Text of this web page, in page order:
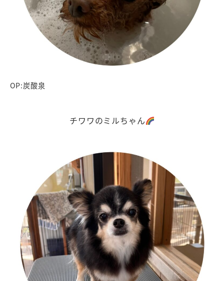
OP:炭酸泉
チワワのミルちゃん